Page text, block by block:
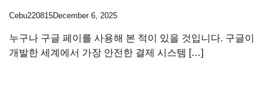
Cebu220815December 6, 2025
누구나 구글 페이를 사용해 본 적이 있을 것입니다. 구글이
개발한 세계에서 가장 안전한 결제 시스템 […]